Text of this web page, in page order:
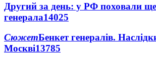
Другий за день: у РФ поховали
генерала14025
СюжетБенкет генералів.
Москві13785